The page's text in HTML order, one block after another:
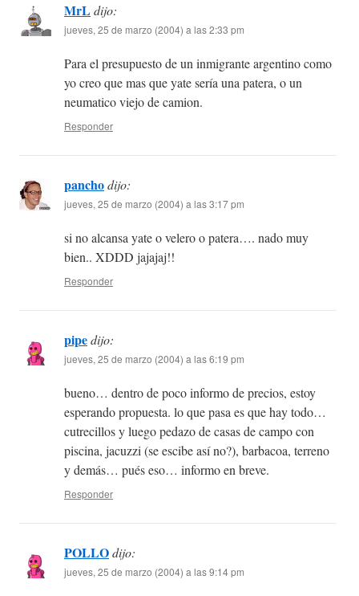
MrLdijo:
jueves, 25 de marzo (2004) a las 2:33 pm
Para el presupuesto de un inmigrante argentino como
yo creo que mas que yate sería una patera, o un
neumatico viejo de camion.
Responder
panchodijo:
jueves, 25 de marzo (2004) a las 3:17 pm
si no alcansa yate o velero o patera…. nado muy
bien.. XDDD jajajaj!!
Responder
pipedijo:
jueves, 25 de marzo (2004) a las 6:19 pm
bueno… dentro de poco informo de precios, estoy
esperando propuesta. lo que pasa es que hay todo…
cutrecillos y luego pedazo de casas de campo con
piscina, jacuzzi (se escibe así no?), barbacoa, terreno
y demás… pués eso… informo en breve.
Responder
POLLOdijo:
jueves, 25 de marzo (2004) a las 9:14 pm